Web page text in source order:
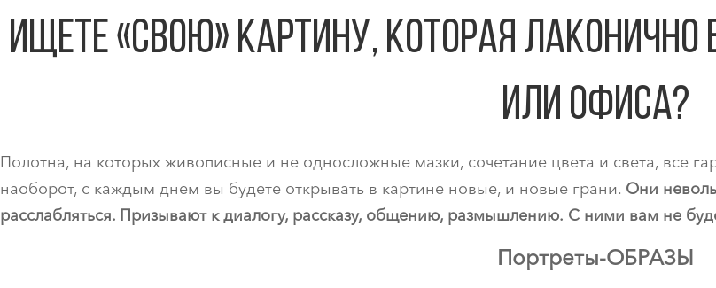
Ищете «свою» картину, которая
или офиса?
Полотна, на которых живописные и не односложные мазки, сочетание цвета и света, все
наоборот, с каждым днем вы будете открывать в картине новые, и новые грани. Они
расслабляться. Призывают к диалогу, рассказу, общению, размышлению. С ними вам не
Портреты-ОБРАЗЫ